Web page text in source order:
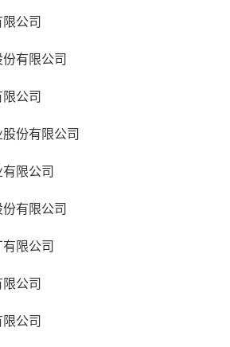
公司
有限公司
公司
份有限公司
限公司
有限公司
限公司
公司
公司